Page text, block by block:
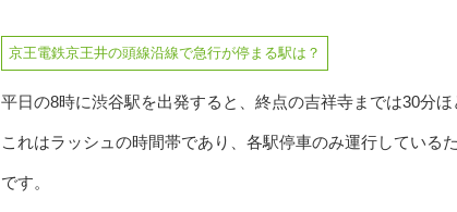
京王電鉄京王井の頭線沿線で急行が停まる駅は？
平日の8時に渋谷駅を出発すると、終点の吉祥寺までは30分ほ
これはラッシュの時間帯であり、各駅停車のみ運行している
です。